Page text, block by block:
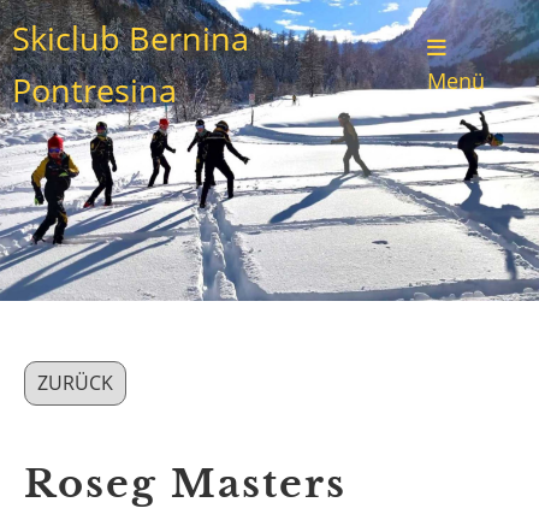
Skiclub Bernina
Pontresina
Menü
ZURÜCK
Roseg Masters